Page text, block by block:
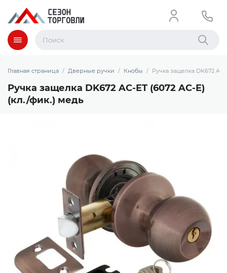
Меню Найти
Главная страница Дверные ручки Кнобы Ручка защелка DK672
Ручка защелка DK672 AC-ET (6072 AC-E)
(кл./фик.) медь